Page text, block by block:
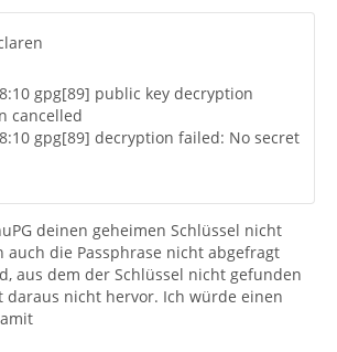
gpg[89] public key decryption
cancelled
gpg[89] decryption failed: No secret
deinen geheimen Schlüssel nicht
auch die Passphrase nicht abgefragt
aus dem der Schlüssel nicht gefunden
daraus nicht hervor. Ich würde einen